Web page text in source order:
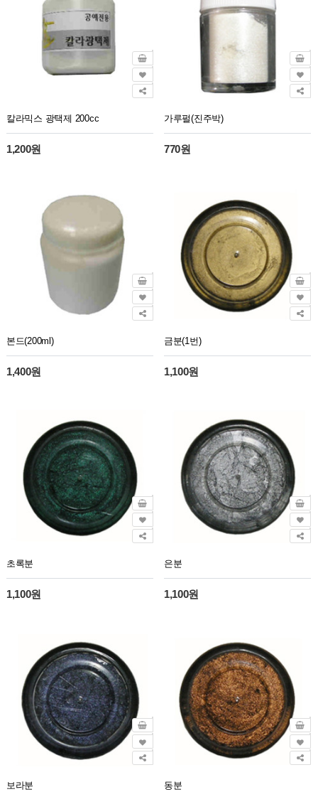
칼라믹스 광택제 200cc
1,200원
가루펄(진주박)
770원
본드(200ml)
1,400원
금분(1번)
1,100원
초록분
1,100원
은분
1,100원
보라분 동분